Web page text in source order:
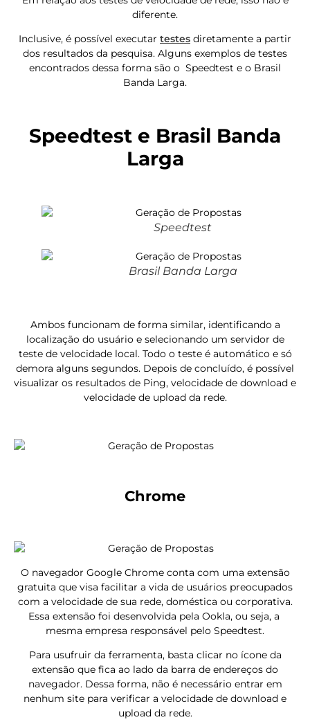
diferente.
Inclusive, é possível executar testes diretamente a partir
dos resultados da pesquisa. Alguns exemplos de testes
encontrados dessa forma são o Speedtest e o Brasil
Banda Larga.
Speedtest e Brasil Banda
Larga
Speedtest
Brasil Banda Larga
Ambos funcionam de forma similar, identificando a
localização do usuário e selecionando um servidor de
teste de velocidade local. Todo o teste é automático e só
demora alguns segundos. Depois de concluído, é possível
visualizar os resultados de Ping, velocidade de download e
velocidade de upload da rede.
Chrome
O navegador Google Chrome conta com uma extensão
gratuita que visa facilitar a vida de usuários preocupados
com a velocidade de sua rede, doméstica ou corporativa.
Essa extensão foi desenvolvida pela Ookla, ou seja, a
mesma empresa responsável pelo Speedtest.
Para usufruir da ferramenta, basta clicar no ícone da
extensão que fica ao lado da barra de endereços do
navegador. Dessa forma, não é necessário entrar em
nenhum site para verificar a velocidade de download e
upload da rede.